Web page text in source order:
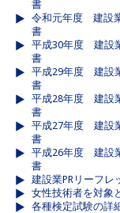
書
令和元年度 建設
書
平成30年度 建設
書
平成29年度 建設
書
平成28年度 建設
書
平成27年度 建設
書
平成26年度 建設
書
建設業PRリーフレ
女性技術者を対象
各種検定試験の詳